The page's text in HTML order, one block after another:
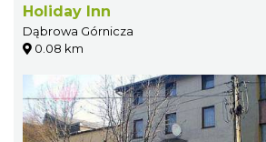
Holiday Inn
Dąbrowa Górnicza
0.08 km